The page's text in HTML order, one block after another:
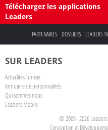
Téléchargez les applications
Leaders
PARTENAIRES DOSSIERS LEADERS TV
SUR LEADERS
Actualités Tunisie
Annuaire de personnalités
Qui sommes nous
Leaders Mobile
© 2009 - 2026
Conception et